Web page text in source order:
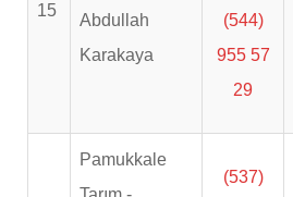
15
Abdullah
Karakaya
(544)
955 57
29
Pamukkale
(537)